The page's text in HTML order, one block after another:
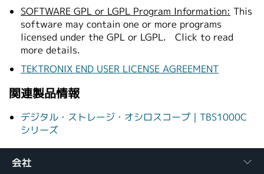
SOFTWARE GPL or LGPL Program Information: This
software may contain one or more programs
licensed under the GPL or LGPL.
Click to read
more details.
TEKTRONIX END USER LICENSE AGREEMENT
関連製品情報
デジタル・ストレージ・オシロスコープ｜TBS1000C
シリーズ
会社